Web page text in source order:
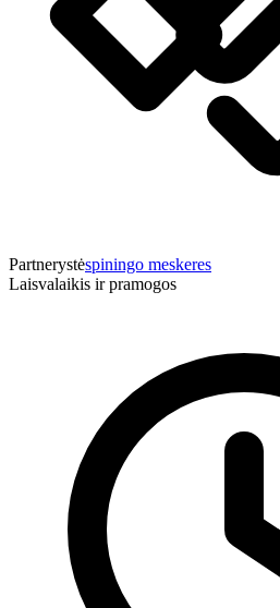
Partnerystėspiningo meskeres
Laisvalaikis ir pramogos